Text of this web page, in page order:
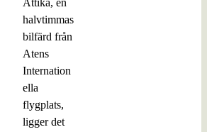
Attika, en
halvtimmas
bilfärd från
Atens
Internation
ella
flygplats,
ligger det